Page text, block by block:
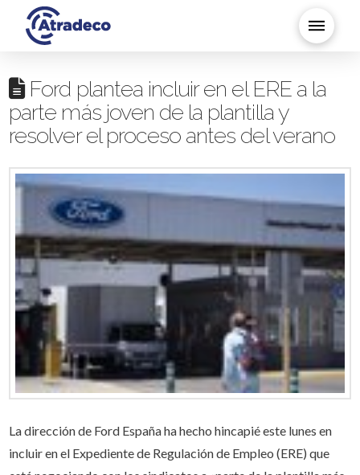
Ford plantea incluir en el ERE a la
parte más joven de la plantilla y
resolver el proceso antes del verano
La dirección de Ford España ha hecho hincapié este lunes en
incluir en el Expediente de Regulación de Empleo (ERE) que